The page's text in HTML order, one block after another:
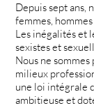
Depuis sept ans,
femmes,
Les inégalités et
sexistes et
Nous ne
milieux
une loi intégrale
ambitieuse et